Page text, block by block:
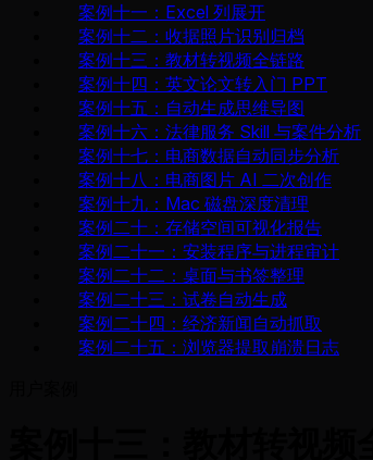
案例十一：Excel 列展开
案例十二：收据照片识别归档
案例十三：教材转视频全链路
案例十四：英文论文转入门 PPT
案例十五：自动生成思维导图
案例十六：法律服务 Skill 与案件分析
案例十七：电商数据自动同步分析
案例十八：电商图片 AI 二次创作
案例十九：Mac 磁盘深度清理
案例二十：存储空间可视化报告
案例二十一：安装程序与进程审计
案例二十二：桌面与书签整理
案例二十三：试卷自动生成
案例二十四：经济新闻自动抓取
案例二十五：浏览器提取崩溃日志